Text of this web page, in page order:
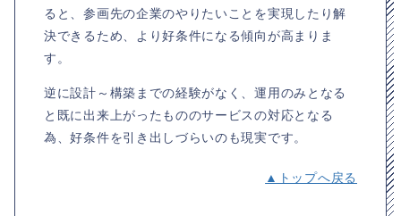
ると、参画先の企業のやりたいことを実現したり解
決できるため、より好条件になる傾向が高まりま
す。
逆に設計～構築までの経験がなく、運用のみとなる
と既に出来上がったもののサービスの対応となる
為、好条件を引き出しづらいのも現実です。
▲トップへ戻る